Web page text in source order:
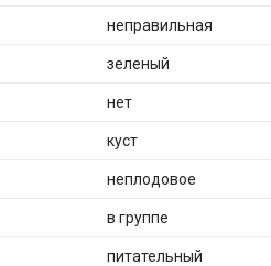
неправильная
зеленый
нет
куст
неплодовое
в группе
питательный